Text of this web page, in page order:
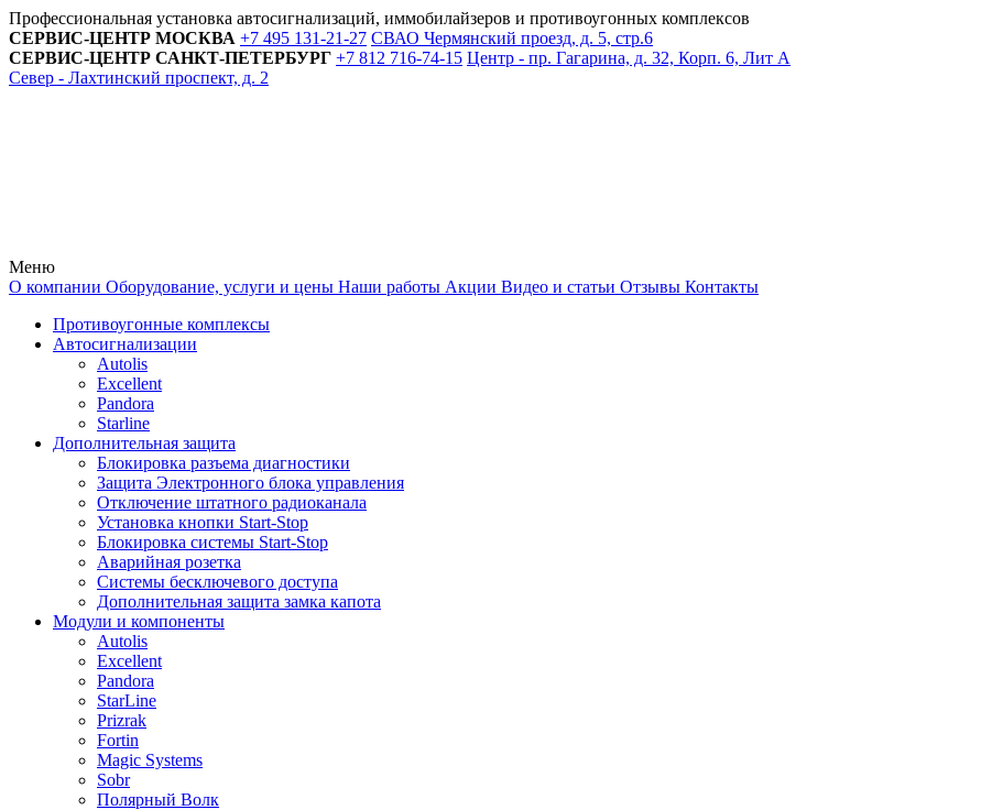
Профессиональная установка автосигнализаций, иммобилайзеров и противоугонных комплексов
СЕРВИС-ЦЕНТР МОСКВА +7 495 131-21-27 СВАО Чермянский проезд, д. 5, стр.6
СЕРВИС-ЦЕНТР САНКТ-ПЕТЕРБУРГ +7 812 716-74-15 Центр - пр. Гагарина, д. 32, Корп. 6, Лит А
Север - Лахтинский проспект, д. 2
Меню
О компании Оборудование, услуги и цены Наши работы Акции Видео и статьи Отзывы Контакты
Противоугонные комплексы
Автосигнализации
Autolis
Excellent
Pandora
Starline
Дополнительная защита
Блокировка разъема диагностики
Защита Электронного блока управления
Отключение штатного радиоканала
Установка кнопки Start-Stop
Блокировка системы Start-Stop
Аварийная розетка
Системы бесключевого доступа
Дополнительная защита замка капота
Модули и компоненты
Autolis
Excellent
Pandora
StarLine
Prizrak
Fortin
Magic Systems
Sobr
Полярный Волк